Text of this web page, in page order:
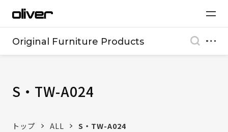
Original Furniture Products
S・TW-A024
トップ ALL S・TW-A024